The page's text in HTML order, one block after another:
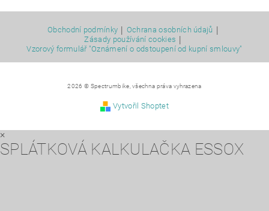
Obchodní podmínky Ochrana osobních údajů
Zásady používání cookies
Vzorový formulář "Oznámení o odstoupení od kupní smlouvy"
2026 © Spectrumbike, všechna práva vyhrazena
Vytvořil Shoptet
×
SPLÁTKOVÁ KALKULAČKA ESSOX